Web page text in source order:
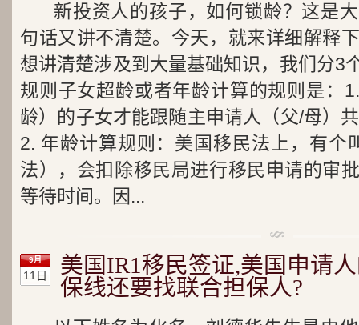
新投资人的孩子，如何锁龄？这是
句话又讲不清楚。今天，就来详细解释
想讲清楚涉及到大量基础知识，我们分3
规则子女超龄或者年龄计算的规则是：
龄）的子女才能跟随主申请人（父/母）
2. 年龄计算规则：美国移民法上，有个
法），会扣除移民局进行移民申请的审
等待时间。因...
9月
11日
美国IR1移民签证,美国申请
保线还要找联合担保人?